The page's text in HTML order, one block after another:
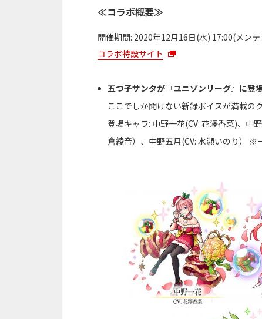
≪コラボ概要≫
開催期間: 2020年12月16日(水) 17:00(メ
コラボ特設サイト
五つ子サンタが『ユニゾンリーグ』に登
ここでしか聞けない新録ボイスが満載の
登場キャラ: 中野一花(CV: 花澤香菜)、中
倉綾音）、中野五月(CV: 水瀬いのり） ※